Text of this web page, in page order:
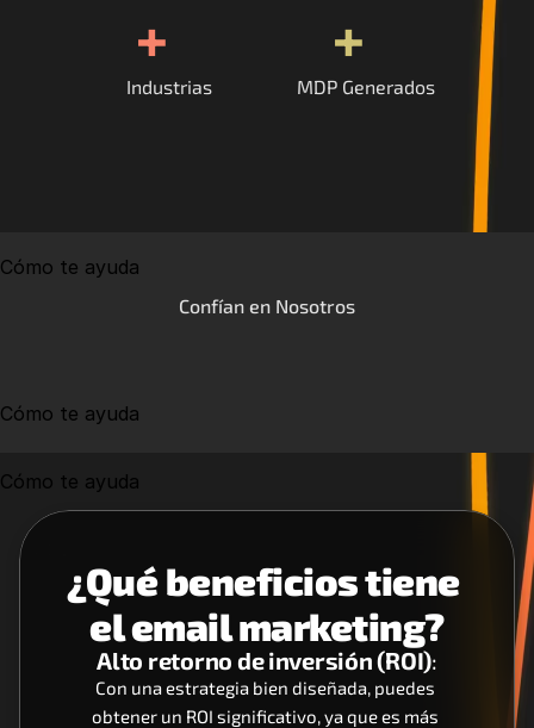
+
Industrias
+
MDP Generados
Cómo te ayuda
Confían en Nosotros
Cómo te ayuda
Cómo te ayuda
¿Qué beneficios tiene
el email marketing?
Alto retorno de inversión (ROI):
Con una estrategia bien diseñada, puedes
obtener un ROI significativo, ya que es más